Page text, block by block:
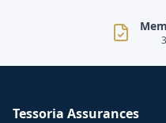
Tessoria Assurances